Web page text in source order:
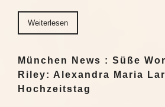
Weiterlesen
München News : Süße
Riley: Alexandra Maria
Hochzeitstag